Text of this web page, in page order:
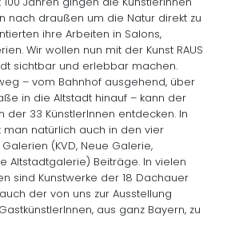
nach draußen um die Natur direkt zu
ihre Arbeiten in Salons,
Wir wollen nun mit der Kunst RAUS
sichtbar und erlebbar machen.
– vom Bahnhof ausgehend, über
in die Altstadt hinauf – kann der
der 33 KünstlerInnen entdecken. In
man natürlich auch in den vier
(KVD, Neue Galerie,
Altstadtgalerie) Beiträge. In vielen
sind Kunstwerke der 18 Dachauer
der von uns zur Ausstellung
aus ganz Bayern, zu